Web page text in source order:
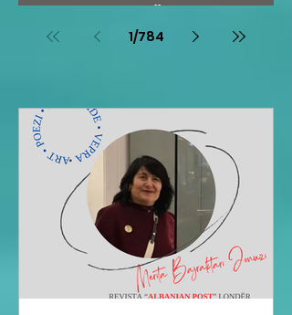
ARSIMOR NË
SHTETNDËRTIM
1/784